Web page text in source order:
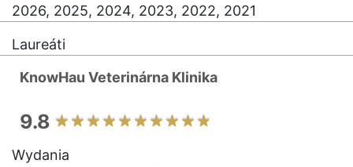
2026, 2025, 2024, 2023, 2022, 2021
Laureáti
KnowHau Veterinárna Klinika
9.8
Wydania